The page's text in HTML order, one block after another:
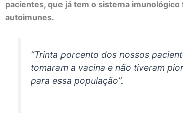
pacientes, que já tem o sistema
autoimunes.
“Trinta porcento dos nossos
tomaram a vacina e não tiveram
para essa população”.